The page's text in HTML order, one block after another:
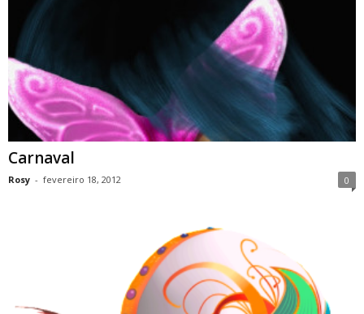
Carnaval
Rosy - fevereiro 18, 2012 0